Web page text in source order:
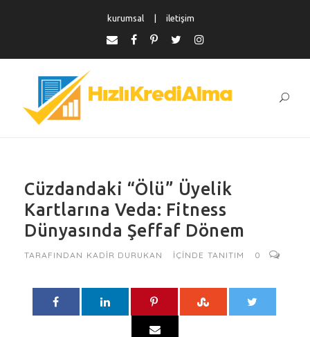
kurumsal iletişim
Cüzdandaki “Ölü” Üyelik
Kartlarına Veda: Fitness
Dünyasında Şeffaf Dönem
TARAFINDAN KADIR DURUKAN IÇINDE TANITIM 0